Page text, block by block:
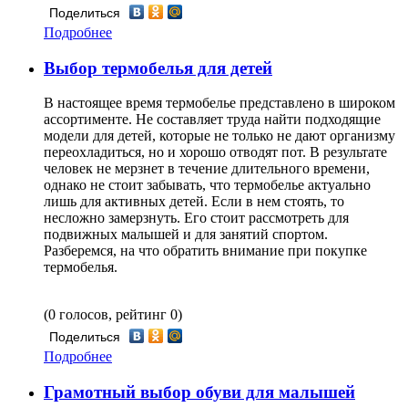
Поделиться
Подробнее
Выбор термобелья для детей
В настоящее время термобелье представлено в широком
ассортименте. Не составляет труда найти подходящие
модели для детей, которые не только не дают организму
переохладиться, но и хорошо отводят пот. В результате
человек не мерзнет в течение длительного времени,
однако не стоит забывать, что термобелье актуально
лишь для активных детей. Если в нем стоять, то
несложно замерзнуть. Его стоит рассмотреть для
подвижных малышей и для занятий спортом.
Разберемся, на что обратить внимание при покупке
термобелья.
(0 голосов, рейтинг 0)
Поделиться
Подробнее
Грамотный выбор обуви для малышей